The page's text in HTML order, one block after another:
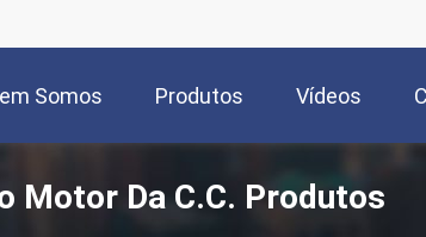
Somos Produtos Vídeos
Motor Da C.C. Produtos